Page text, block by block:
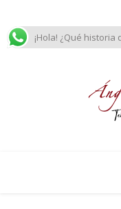
¡Hola! ¿Qué